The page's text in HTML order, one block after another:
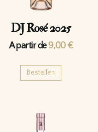
DJ Rosé 2025
A partir de9,00 €
Bestellen